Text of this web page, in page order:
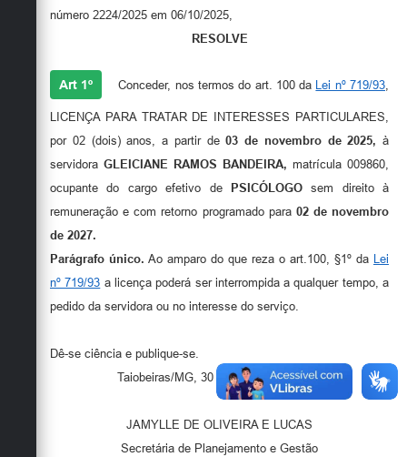
número 2224/2025 em 06/10/2025,
RESOLVE
Art 1º Conceder, nos termos do art. 100 da Lei nº 719/93,
LICENÇA PARA TRATAR DE INTERESSES PARTICULARES,
por 02 (dois) anos, a partir de03 de novembro de 2025, à
servidora GLEICIANE RAMOS BANDEIRA, matrícula 009860,
ocupante do cargo efetivo de
PSICÓLOGOsem direito à
remuneração e com retorno programado para 02 de novembro
de 2027.
Parágrafo único. Ao amparo do que reza o art.100, §1º da Lei
nº 719/93 a licença poderá ser interrompida a qualquer tempo, a
pedido da servidora ou no interesse do serviço.
Dê-se ciência e publique-se.
Taiobeiras/MG, 30 de outubro de 2025.
JAMYLLE DE OLIVEIRA E LUCAS
Secretária de Planejamento e Gestão